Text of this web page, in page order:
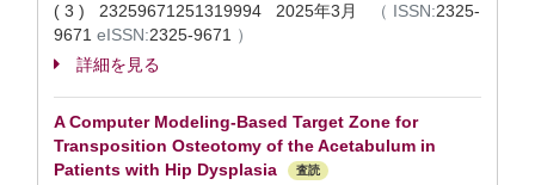
( 3 ) 23259671251319994 2025年3月
（ ISSN:2325-
9671 eISSN:2325-9671 ）
詳細を見る
A Computer Modeling-Based Target Zone for
Transposition Osteotomy of the Acetabulum in
Patients with Hip Dysplasia
査読